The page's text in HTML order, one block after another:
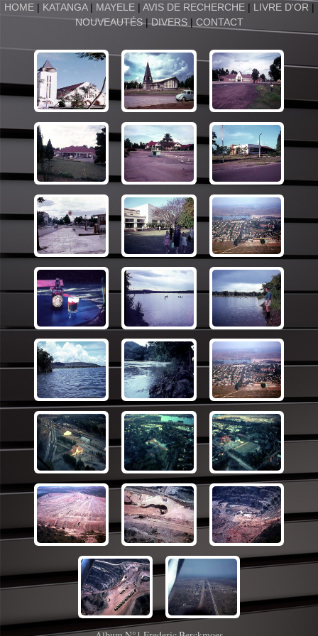
HOME | KATANGA| MAYELE| AVIS DE RECHERCHE| LIVRE D'OR |
NOUVEAUTÉS|DIVERS| CONTACT